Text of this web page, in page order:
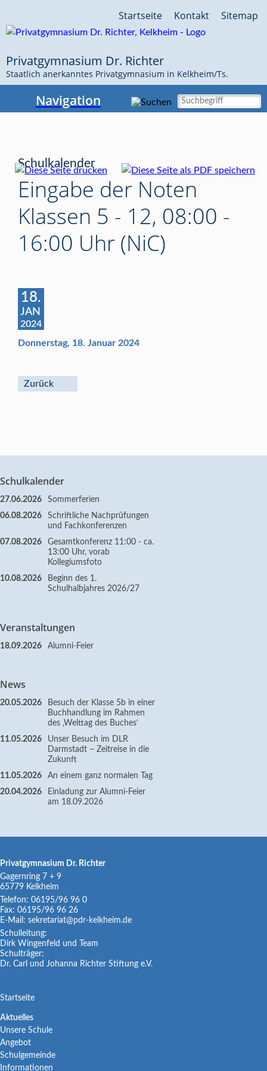
überspringen
Sitemap
Kontakt
Startseite
Privatgymnasium Dr. Richter
Staatlich anerkanntes Privatgymnasium in Kelkheim/Ts.
Navigation
Schulkalender
Eingabe der Noten
Klassen 5 - 12, 08:00 -
16:00 Uhr (NiC)
18.
JAN
2024
Donnerstag, 18. Januar 2024
Zurück
Schulkalender
27.06.2026
Sommerferien
06.08.2026
Schriftliche Nachprüfungen
und Fachkonferenzen
07.08.2026
Gesamtkonferenz 11:00 - ca.
13:00 Uhr, vorab
Kollegiumsfoto
10.08.2026
Beginn des 1.
Schulhalbjahres 2026/27
Veranstaltungen
18.09.2026 Alumni-Feier
News
20.05.2026
Besuch der Klasse 5b in einer
Buchhandlung im Rahmen
des ‚Welttag des Buches‘
11.05.2026
Unser Besuch im DLR
Darmstadt – Zeitreise in die
Zukunft
11.05.2026
An einem ganz normalen Tag
20.04.2026
Einladung zur Alumni-Feier
am 18.09.2026
Privatgymnasium Dr. Richter
Gagernring 7 + 9
65779 Kelkheim
Telefon: 06195/96 96 0
Fax: 06195/96 96 26
E-Mail: sekretariat@pdr-kelkheim.de
Schulleitung:
Dirk Wingenfeld und Team
Schulträger:
Dr. Carl und Johanna Richter Stiftung e.V.
Navigation
Startseite
Navigation
überspringen
Aktuelles
Unsere Schule
Angebot
Schulgemeinde
Informationen